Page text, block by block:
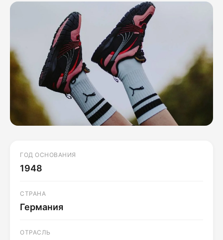
ГОД ОСНОВАНИЯ
1948
СТРАНА
Германия
ОТРАСЛЬ